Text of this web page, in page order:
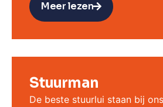
Meer lezen
Stuurman
De beste stuurlui staan bij